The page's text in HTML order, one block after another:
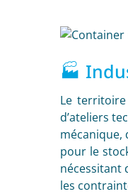
🏭
Le
d’ateliers
mécanique,
pour le
nécessitant
les